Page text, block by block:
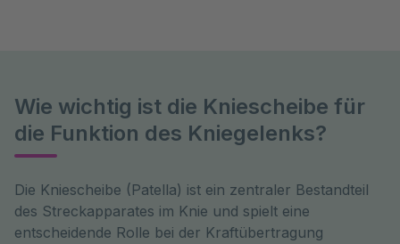
Wie wichtig ist die Kniescheibe für
die Funktion des Kniegelenks?
Die Kniescheibe (Patella) ist ein zentraler Bestandteil
des Streckapparates im Knie und spielt eine
entscheidende Rolle bei der Kraftübertragung